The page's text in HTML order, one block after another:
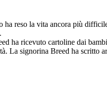
ha reso la vita ancora più
ha ricevuto cartoline dai
La signorina Breed ha